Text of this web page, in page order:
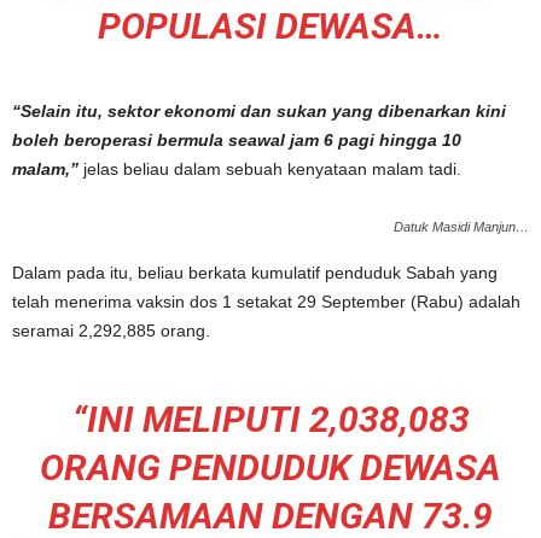
POPULASI DEWASA…
“Selain itu, sektor ekonomi dan sukan yang dibenarkan kini
boleh beroperasi bermula seawal jam 6 pagi hingga 10
malam,” jelas beliau dalam sebuah kenyataan malam tadi.
Datuk Masidi Manjun…
Dalam pada itu, beliau berkata kumulatif penduduk Sabah yang
telah menerima vaksin dos 1 setakat 29 September (Rabu) adalah
seramai 2,292,885 orang.
“INI MELIPUTI 2,038,083
ORANG PENDUDUK DEWASA
BERSAMAAN DENGAN 73.9